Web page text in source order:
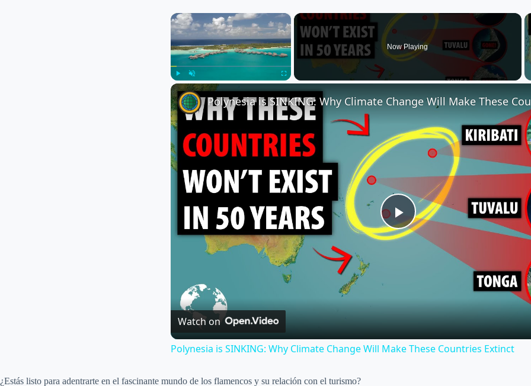
×
Unmute
Now Playing
P
y
Watch on
Polynesia is SINKING: Why Climate Change Will Make These Countries Extinct
¿Estás listo para adentrarte en el fascinante mundo de los flamencos y su relación con el turismo?